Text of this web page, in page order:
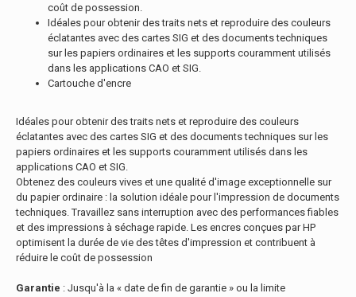
coût de possession.
Idéales pour obtenir des traits nets et reproduire des couleurs
éclatantes avec des cartes SIG et des documents techniques
sur les papiers ordinaires et les supports couramment utilisés
dans les applications CAO et SIG.
Cartouche d'encre
Idéales pour obtenir des traits nets et reproduire des couleurs
éclatantes avec des cartes SIG et des documents techniques sur les
papiers ordinaires et les supports couramment utilisés dans les
applications CAO et SIG.
Obtenez des couleurs vives et une qualité d'image exceptionnelle sur
du papier ordinaire : la solution idéale pour l'impression de documents
techniques. Travaillez sans interruption avec des performances fiables
et des impressions à séchage rapide. Les encres conçues par HP
optimisent la durée de vie des têtes d'impression et contribuent à
réduire le coût de possession
Garantie : Jusqu'à la « date de fin de garantie » ou la limite